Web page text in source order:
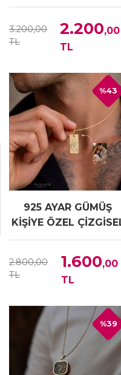
3.200,00
TL
2.200,00
TL
925 AYAR GÜMÜŞ
KİŞİYE ÖZEL
KOLYE
2.800,00
TL
1.600,00
TL
%43
%39